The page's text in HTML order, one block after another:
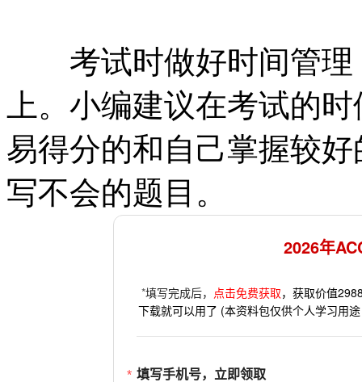
考试时做好时间管理
上。小编建议在考试的
易得分的和自己掌握较
写不会的题目。